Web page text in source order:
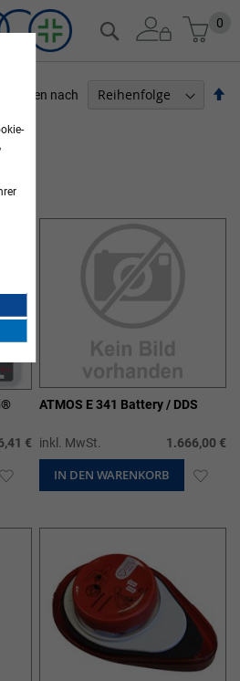
Zum
Inhalt
0
Suche
Sortieren nach
€
ZUR
ATMOS E 341 Battery / DDS
inkl. MwSt. 1.666,00 €
IN DEN WARENKORB ZUR